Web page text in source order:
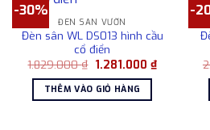
-30%
ĐÈN SÂN VƯỜN
Đèn sân WL DS013 hình cầu
cổ điển
1.829.000₫ Giá
là:
1.829.000 ₫.
1.281.000 ₫Giá
hiện
1.281.000
THÊM VÀO GIỎ HÀNG
-